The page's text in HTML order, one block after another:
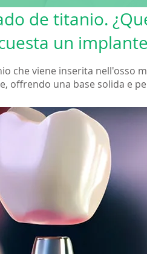
de titanio.
un
che viene inserita nell'osso
offrendo una base solida e